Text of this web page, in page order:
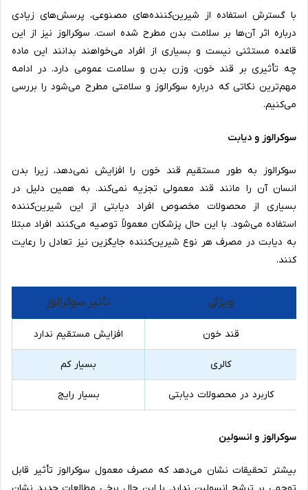
با گسترش استفاده از شیرین‌کننده‌های مصنوعی، پرسش‌های زیادی
درباره اثر آن‌ها بر سلامت بدن مطرح شده است. سوکرالوز نیز از این
قاعده مستثنی نیست و بسیاری از افراد می‌خواهند بدانند این ماده
چه تأثیری بر قند خون، وزن بدن و سلامت عمومی دارد. در ادامه
مهم‌ترین نکاتی که درباره سوکرالوز و سلامتی مطرح می‌شود را بررسی
می‌کنیم.
سوکرالوز و دیابت
سوکرالوز به طور مستقیم قند خون را افزایش نمی‌دهد، زیرا بدن
انسان آن را مانند قند معمولی تجزیه نمی‌کند. به همین دلیل در
بسیاری از محصولات مخصوص افراد دیابتی از این شیرین‌کننده
استفاده می‌شود. با این حال پزشکان معمولاً توصیه می‌کنند افراد مبتلا
به دیابت در مصرف هر نوع شیرین‌کننده جایگزین نیز تعادل را رعایت
کنند.
ویژگی تأثیر سوکرالوز
قند خون افزایش مستقیم ندارد
کالری بسیار کم
کاربرد در محصولات دیابتی بسیار رایج
سوکرالوز و انسولین
بیشتر تحقیقات نشان می‌دهد که مصرف معمول سوکرالوز تأثیر قابل